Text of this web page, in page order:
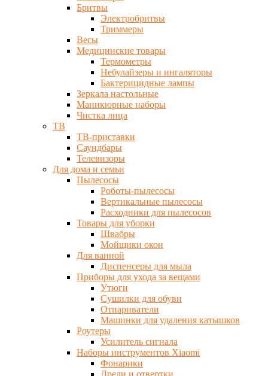
Бритвы
Электробритвы
Триммеры
Весы
Медицинские товары
Термометры
Небулайзеры и ингаляторы
Бактерицидные лампы
Зеркала настольные
Маникюрные наборы
Чистка лица
ТВ
ТВ-приставки
Саундбары
Телевизоры
Для дома и семьи
Пылесосы
Роботы-пылесосы
Вертикальные пылесосы
Расходники для пылесосов
Товары для уборки
Швабры
Мойщики окон
Для ванной
Диспенсеры для мыла
Приборы для ухода за вещами
Утюги
Сушилки для обуви
Отпариватели
Машинки для удаления катышков
Роутеры
Усилитель сигнала
Наборы инструментов Xiaomi
Фонарики
Дрели и отвертки